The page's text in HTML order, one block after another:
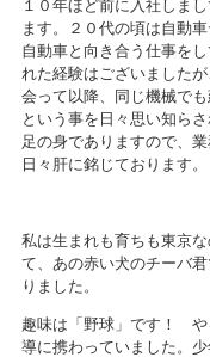
１０年ほど前に入社しま
ます。２０代の頃は自動
自動車と向き合う仕事を
れた経験はございました
会って以降、同じ機械で
という事を日々思い知ら
足の身でありますので、
日々肝に銘じております。
私は生まれも育ちも東京
て、あの赤い犬のチーバ
りました。
趣味は「野球」です！ や
導に携わっていました。